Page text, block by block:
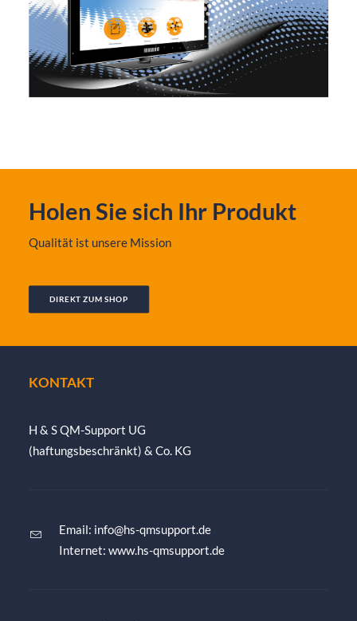
Holen Sie sich Ihr Produkt
Qualität ist unsere Mission
DIREKT ZUM SHOP
KONTAKT
H & S QM-Support UG
(haftungsbeschränkt) & Co. KG
Email: info@hs-qmsupport.de
Internet: www.hs-qmsupport.de